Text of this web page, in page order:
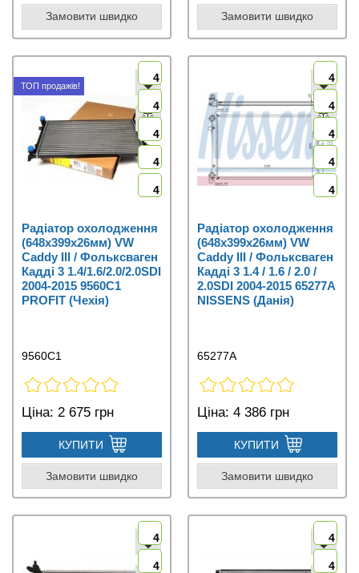
Замовити швидко Замовити швидко
ТОП продажів!
4
4
4
4
4
Радіатор охолодження
(648x399x26мм) VW
Caddy III / Фольксваген
Кадді 3 1.4/1.6/2.0/2.0SDI
2004-2015 9560C1
PROFIT (Чехія)
9560C1
Ціна: 2 675 грн
КУПИТИ
Замовити швидко
4
4
4
4
4
Радіатор охолодження
(648x399x26мм) VW
Caddy III / Фольксваген
Кадді 3 1.4 / 1.6 / 2.0 /
2.0SDI 2004-2015 65277A
NISSENS (Данія)
65277A
Ціна: 4 386 грн
КУПИТИ
Замовити швидко
4
4
4
4